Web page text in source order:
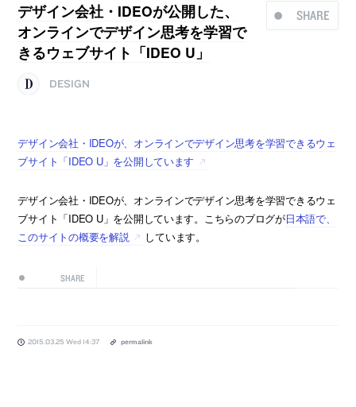
SHARE
デザイン会社・IDEOが公開した、
オンラインでデザイン思考を学習で
きるウェブサイト「IDEO U」
DESIGN
デザイン会社・IDEOが、オンラインでデザイン思考を学習できるウェ
ブサイト「IDEO U」を公開しています
デザイン会社・IDEOが、オンラインでデザイン思考を学習できるウェ
ブサイト「IDEO U」を公開しています。こちらのブログが日本語で、
このサイトの概要を解説
しています。
SHARE
2015.03.25 Wed 14:37 permalink